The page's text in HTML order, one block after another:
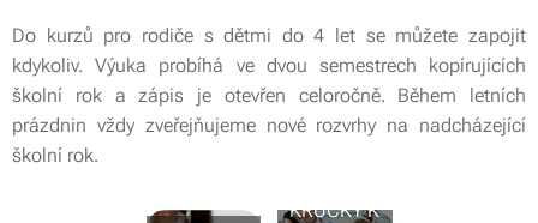
Do kurzů pro rodiče s dětmi do 4 let se můžete zapojit
kdykoliv. Výuka probíhá ve dvou semestrech kopírujících
školní rok a zápis je otevřen celoročně. Během letních
prázdnin vždy zveřejňujeme nové rozvrhy na nadcházející
školní rok.
KRŮČKY K